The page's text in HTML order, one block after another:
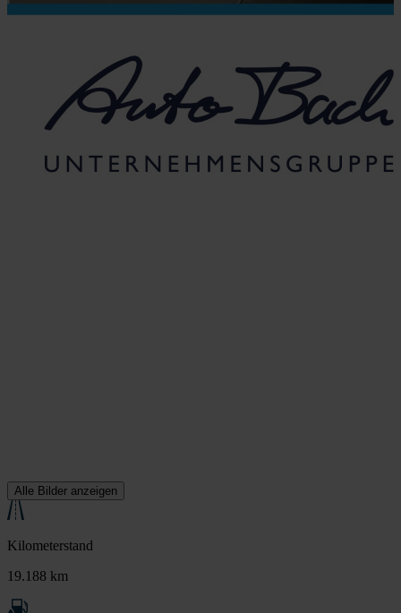
Alle Bilder anzeigen
Kilometerstand
19.188 km